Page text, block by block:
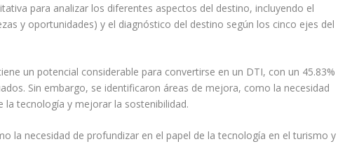
para analizar los diferentes aspectos del destino, incluyendo el
y oportunidades) y el diagnóstico del destino según los cinco ejes del
un potencial considerable para convertirse en un DTI, con un 45.83%
Sin embargo, se identificaron áreas de mejora, como la necesidad
tecnología y mejorar la sostenibilidad.
la necesidad de profundizar en el papel de la tecnología en el turismo y